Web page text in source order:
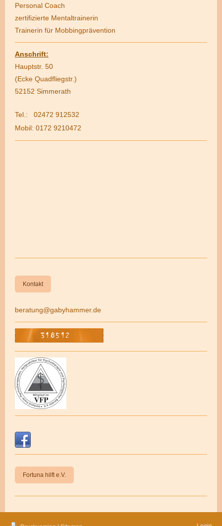
Personal Coach
zertifizierte Mentaltrainerin
Trainerin für Mobbingprävention
Anschrift:
Hauptstr. 50
(Ecke Quadfliegstr.)
52152 Simmerath
Tel.: 02472 912532
Mobil: 0172 9210472
Kontakt
beratung@gabyhammer.de
Fortuna hilft e.V.